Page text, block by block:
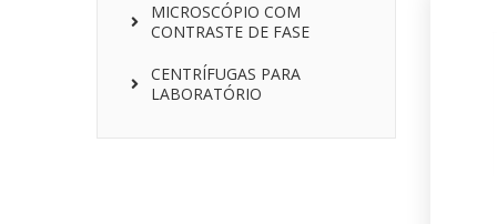
MICROSCÓPIO COM
CONTRASTE DE FASE
CENTRÍFUGAS PARA
LABORATÓRIO